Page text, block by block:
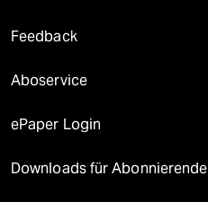
Feedback
Aboservice
ePaper Login
Downloads für Abonnierende